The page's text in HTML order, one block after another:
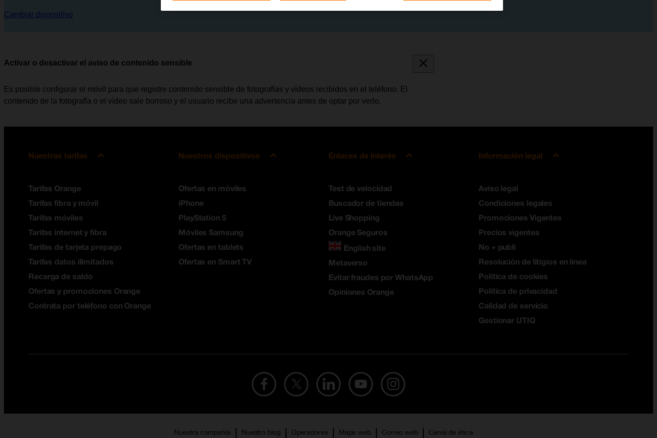
Cambiar dispositivo
Activar o desactivar el aviso de contenido sensible
Es posible configurar el móvil para que registre contenido sensible de fotografías y vídeos recibidos en el teléfono. El
contenido de la fotografía o el vídeo sale borroso y el usuario recibe una advertencia antes de optar por verlo.
Nuestras tarifas
Tarifas Orange
Tarifas fibra y móvil
Tarifas móviles
Tarifas internet y fibra
Tarifas de tarjeta prepago
Tarifas datos ilimitados
Recarga de saldo
Ofertas y promociones Orange
Contrata por teléfono con Orange
Nuestros dispositivos
Ofertas en móviles
iPhone
PlayStation 5
Móviles Samsung
Ofertas en tablets
Ofertas en Smart TV
Enlaces de interés
Test de velocidad
Buscador de tiendas
Live Shopping
Orange Seguros
English site
Metaverso
Evitar fraudes por WhatsApp
Opiniones Orange
Información legal
Aviso legal
Condiciones legales
Promociones Vigentes
Precios vigentes
No + publi
Resolución de litigios en línea
Política de cookies
Política de privacidad
Calidad de servicio
Gestionar UTIQ
Nuestra compañía Nuestro blog Operadores Mapa web Correo web Canal de ética